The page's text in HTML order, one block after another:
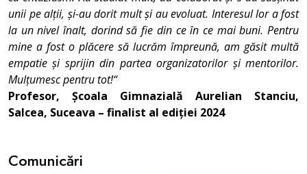
unii pe alții, și-au dorit mult și au evoluat. Interesul lor a fost
la un nivel înalt, dorind să fie din ce în ce mai buni. Pentru
mine a fost o plăcere să lucrăm împreună, am găsit multă
empatie și sprijin din partea organizatorilor și mentorilor.
Mulțumesc pentru tot!“
Profesor, Școala Gimnazială Aurelian Stanciu,
Salcea, Suceava – finalist al ediției 2024
Comunicări